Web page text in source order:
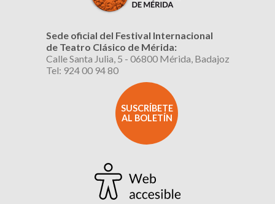
Sede oficial del Festival Internacional
de Teatro Clásico de Mérida:
Calle Santa Julia, 5 - 06800 Mérida, Badajoz
Tel: 924 00 94 80
SUSCRÍBETE
AL BOLETÍN